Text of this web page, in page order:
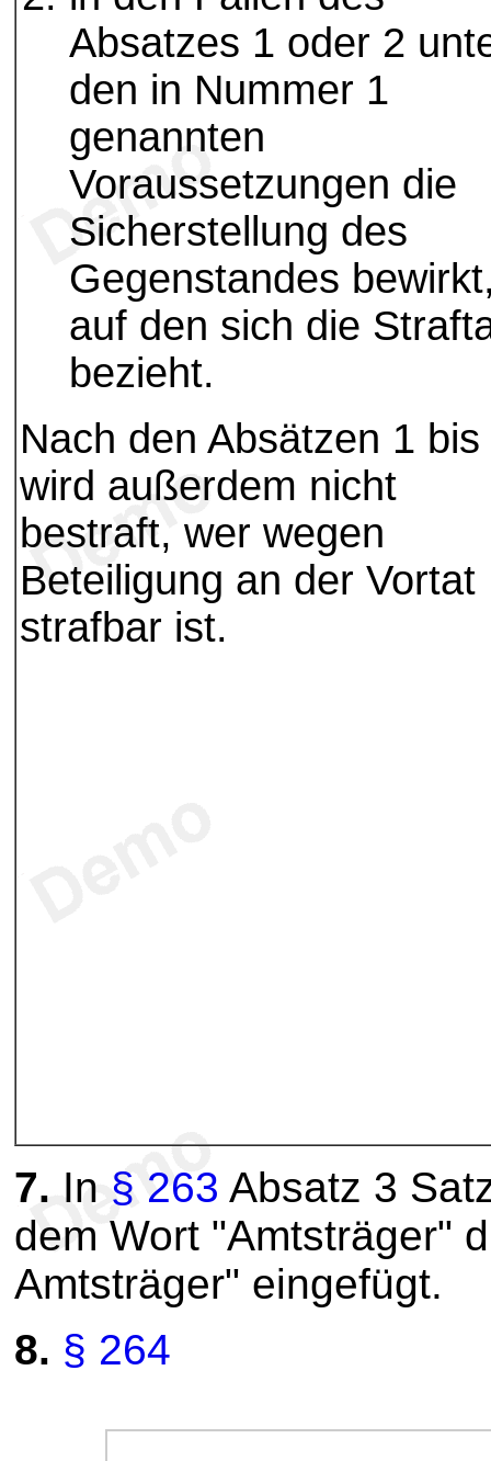
Absatzes 1 oder 2
den in Nummer 1
genannten
Voraussetzungen die
Sicherstellung des
Gegenstandes
auf den sich die
bezieht.
Nach den Absätzen 1 bis
wird außerdem nicht
bestraft, wer wegen
Beteiligung an der Vortat
strafbar ist.
7. In § 263 Absatz 3
dem Wort "Amtsträger"
Amtsträger" eingefügt.
8. § 264